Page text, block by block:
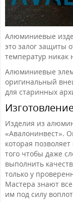
Алюминиевые
это залог защиты
температур никак
Алюминиевые
оригинальный
для старинных
Изделия из
«Авалонинвест».
которая
того чтобы даже
выполнить
только у
Мастера знают
им под силу